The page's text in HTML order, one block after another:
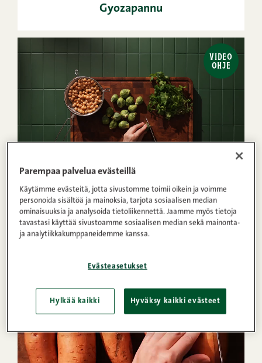
Gyozapannu
VIDEO
OHJE
1 2 3 4 5 (5)
Hummuspasta
Parempaa palvelua evästeillä
Käytämme evästeitä, jotta sivustomme toimii oikein ja voimme
personoida sisältöä ja mainoksia, tarjota sosiaalisen median
ominaisuuksia ja analysoida tietoliikennettä. Jaamme myös tietoja
tavastasi käyttää sivustoamme sosiaalisen median sekä mainonta-
ja analytiikkakumppaneidemme kanssa.
Evästeasetukset
Hylkää kaikki Hyväksy kaikki evästeet